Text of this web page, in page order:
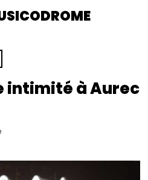
intimité à Aurec